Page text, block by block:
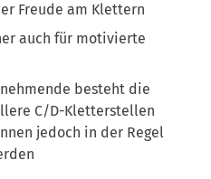
Freude am Klettern
auch für motivierte
besteht die
C/D-Kletterstellen
jedoch in der Regel